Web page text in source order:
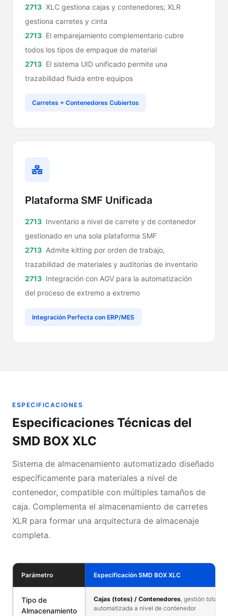
XLC gestiona cajas y contenedores; XLR
gestiona carretes y cinta
El emparejamiento complementario cubre
todos los tipos de empaque de material
El sistema UID unificado permite una
trazabilidad fluida entre equipos
Carretes + Contenedores Cubiertos
Plataforma SMF Unificada
Inventario a nivel de carrete y de contenedor
gestionado en una sola plataforma SMF
Admite kitting por orden de trabajo,
trazabilidad de materiales y auditorías de inventario
Integración con AGV para la automatización
del proceso de extremo a extremo
Integración Perfecta con ERP/MES
ESPECIFICACIONES
Especificaciones Técnicas del
SMD BOX XLC
Sistema de almacenamiento automatizado diseñado
específicamente para materiales a nivel de
contenedor, compatible con múltiples tamaños de
caja. Complementa el almacenamiento de carretes
XLR para formar una arquitectura de almacenaje
completa.
Parámetro Especificación SMD BOX XLC
Tipo de
Almacenamiento
Cajas (totes) / Contenedores, gestión
automatizada a nivel de contenedor